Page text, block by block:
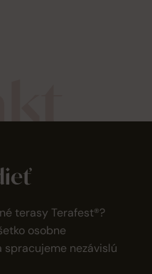
terasy Terafest®?
osobne
nezávislú